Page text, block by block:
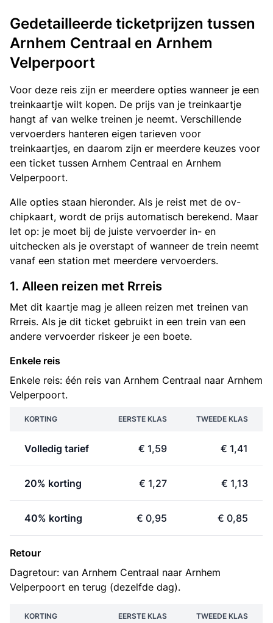
Gedetailleerde ticketprijzen tussen
Arnhem Centraal en Arnhem
Velperpoort
Voor deze reis zijn er meerdere opties wanneer je een
treinkaartje wilt kopen. De prijs van je treinkaartje
hangt af van welke treinen je neemt. Verschillende
vervoerders hanteren eigen tarieven voor
treinkaartjes, en daarom zijn er meerdere keuzes voor
een ticket tussen Arnhem Centraal en Arnhem
Velperpoort.
Alle opties staan hieronder. Als je reist met de ov-
chipkaart, wordt de prijs automatisch berekend. Maar
let op: je moet bij de juiste vervoerder in- en
uitchecken als je overstapt of wanneer de trein neemt
vanaf een station met meerdere vervoerders.
1. Alleen reizen met Rrreis
Met dit kaartje mag je alleen reizen met treinen van
Rrreis. Als je dit ticket gebruikt in een trein van een
andere vervoerder riskeer je een boete.
Enkele reis
Enkele reis: één reis van Arnhem Centraal naar Arnhem
Velperpoort.
KORTING EERSTE KLAS TWEEDE KLAS
Volledig tarief € 1,59 € 1,41
20% korting € 1,27 € 1,13
40% korting € 0,95 € 0,85
Retour
Dagretour: van Arnhem Centraal naar Arnhem
Velperpoort en terug (dezelfde dag).
KORTING EERSTE KLAS TWEEDE KLAS